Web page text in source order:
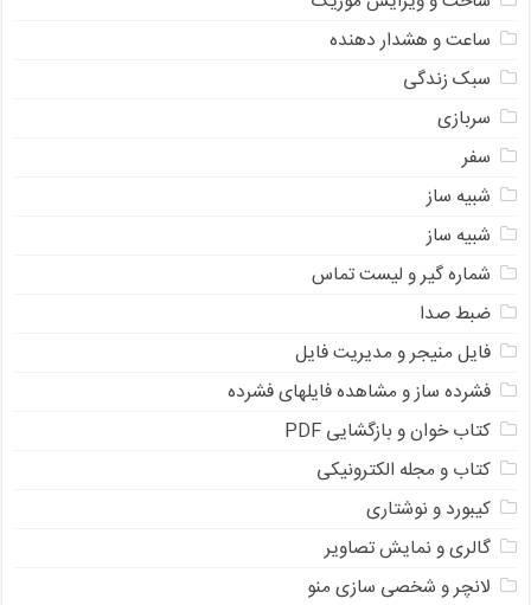
ساعت و هشدار دهنده
سبک زندگی
سربازی
سفر
شبیه ساز
شبیه ساز
شماره گیر و لیست تماس
ضبط صدا
فایل منیجر و مدیریت فایل
فشرده ساز و مشاهده فایلهای فشرده
کتاب خوان و بازگشایی PDF
کتاب و مجله الکترونیکی
کیبورد و نوشتاری
گالری و نمایش تصاویر
لانچر و شخصی سازی منو